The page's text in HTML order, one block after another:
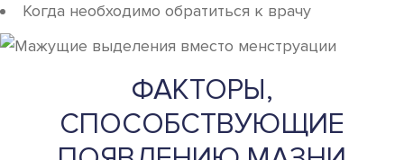
Когда необходимо обратиться к врачу
ФАКТОРЫ,
СПОСОБСТВУЮЩИЕ